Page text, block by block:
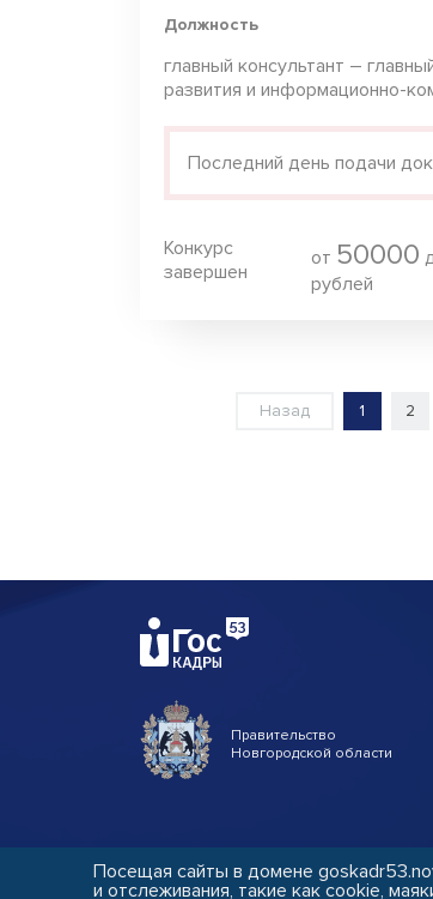
Должность
главный консультант –
развития и информационно-
Последний день подачи
Конкурс
завершен
от 50000
рублей
Назад 1 2
Правительство
Новгородской области
Копирование материалов сайта
Посещая сайты в домене
и отслеживания, такие как cookie,